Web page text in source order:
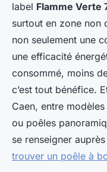
label Flamme Verte
surtout en zone non
non seulement une
une efficacité
consommé, moins
c’est tout bénéfice.
Caen, entre
ou poêles
se renseigner
trouver un poêle à